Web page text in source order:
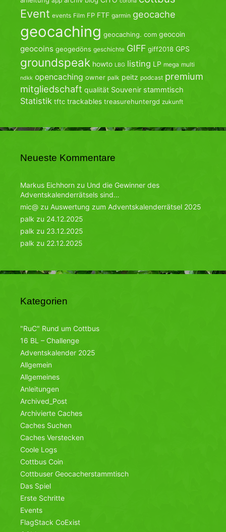
Event events Film FP FTF garmin geocache
geocaching geocaching. com geocoin
geocoins geogedöns geschichte GIFF giff2018 GPS
groundspeak howto LBG listing LP mega multi
ndkk opencaching owner palk peitz podcast premium
mitgliedschaft qualität Souvenir stammtisch
Statistik tftc trackables treasurehuntergd zukunft
Neueste Kommentare
Markus Eichhorn zu Und die Gewinner des
Adventskalenderrätsels sind…
mic@ zu Auswertung zum Adventskalenderrätsel 2025
palk zu 24.12.2025
palk zu 23.12.2025
palk zu 22.12.2025
Kategorien
"RuC" Rund um Cottbus
16 BL – Challenge
Adventskalender 2025
Allgemein
Allgemeines
Anleitungen
Archived_Post
Archivierte Caches
Caches Suchen
Caches Verstecken
Coole Logs
Cottbus Coin
Cottbuser Geocacherstammtisch
Das Spiel
Erste Schritte
Events
FlagStack CoExist